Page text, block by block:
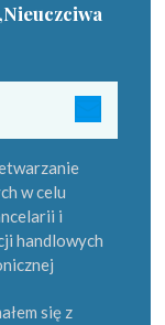
w celu
i
handlowych
się z